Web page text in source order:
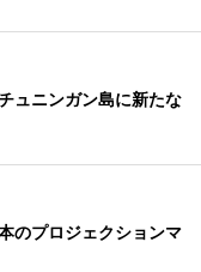
ュニンガン島に新たな
のプロジェクションマ